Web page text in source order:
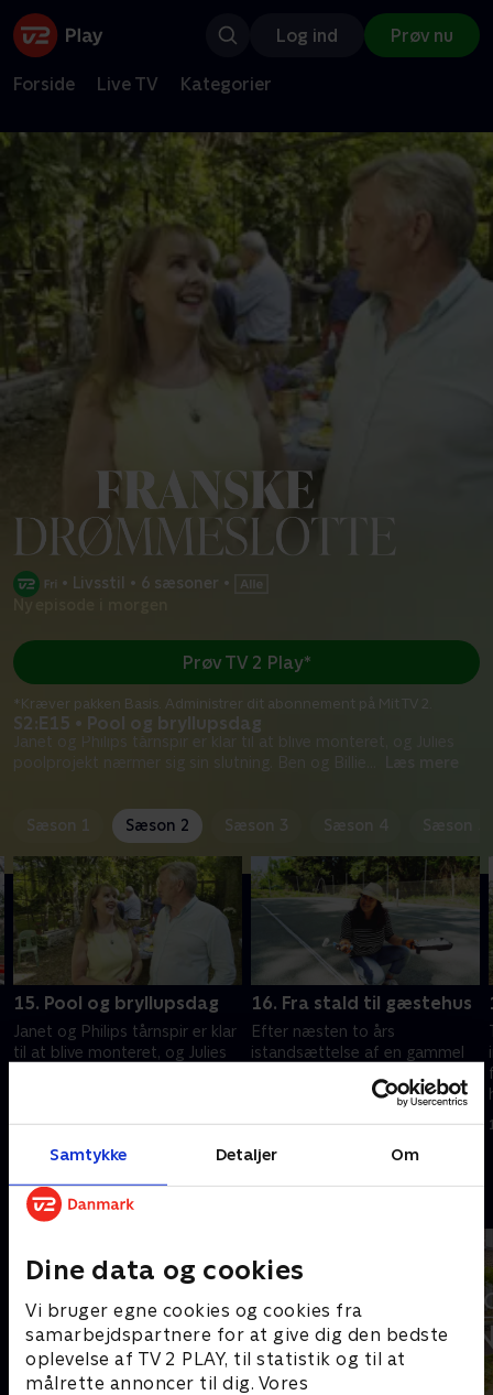
Samtykke Detaljer Om
Dine data og cookies
Vi bruger egne cookies og cookies fra
samarbejdspartnere for at give dig den bedste
oplevelse af TV 2 PLAY, til statistik og til at
målrette annoncer til dig. Vores
Log ind Prøv nu
Forside Live TV Kategorier
• Livsstil • 6 sæsoner •
S2:E15 • Pool og bryllupsdag
Janet og Philips tårnspir er klar til at blive monteret, og Julies
poolprojekt nærmer sig sin slutning. Ben og Billie
Prøv TV 2 Play*
*Kræver pakken Basis. Administrer dit abonnement på Mit TV 2.
Sæson 1 Sæson 2 Sæson 3 Sæson 4
15. Pool og bryllupsdag
Janet og Philips tårnspir er klar
til at blive monteret, og Julies
30. marts 2022 • 43 min
16. Fra stald til gæstehus
Efter næsten to års
istandsættelse af en gammel
nærmer projektet sig sin
11. juni 2022 • 43 min
Andre så også